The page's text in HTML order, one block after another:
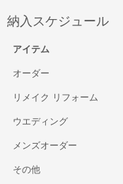
納入スケジュール
アイテム
オーダー
リメイク リフォーム
ウエディング
メンズオーダー
その他